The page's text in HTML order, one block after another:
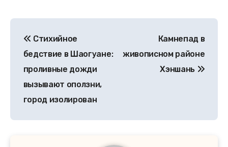
navigation
Стихийное
бедствие в Шаогуане:
проливные дожди
вызывают оползни,
город изолирован
Камнепад в
живописном районе
Хэншань